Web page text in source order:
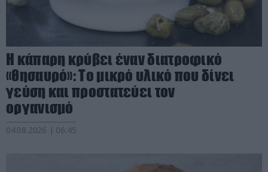
Η κάπαρη κρύβει έναν διατροφικό
«θησαυρό»: Το μικρό υλικό που δίνει
γεύση και προστατεύει τον
οργανισμό
04.08.2026 | 06:45